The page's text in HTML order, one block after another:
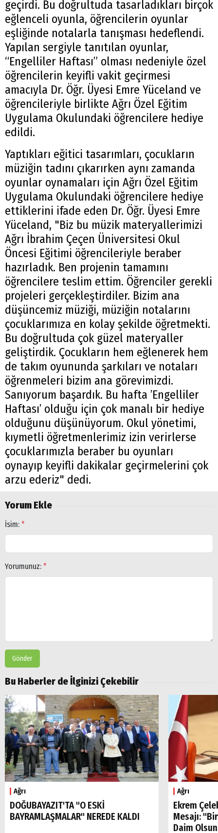
geçirdi. Bu doğrultuda tasarladıkları birçok
eğlenceli oyunla, öğrencilerin oyunlar
eşliğinde notalarla tanışması hedeflendi.
Yapılan sergiyle tanıtılan oyunlar,
“Engelliler Haftası” olması nedeniyle özel
öğrencilerin keyifli vakit geçirmesi
amacıyla Dr. Öğr. Üyesi Emre Yüceland ve
öğrencileriyle birlikte Ağrı Özel Eğitim
Uygulama Okulundaki öğrencilere hediye
edildi.
Yaptıkları eğitici tasarımları, çocukların
müziğin tadını çıkarırken aynı zamanda
oyunlar oynamaları için Ağrı Özel Eğitim
Uygulama Okulundaki öğrencilere hediye
ettiklerini ifade eden Dr. Öğr. Üyesi Emre
Yüceland, "Biz bu müzik materyallerimizi
Ağrı İbrahim Çeçen Üniversitesi Okul
Öncesi Eğitimi öğrencileriyle beraber
hazırladık. Ben projenin tamamını
öğrencilere teslim ettim. Öğrenciler gerekli
projeleri gerçekleştirdiler. Bizim ana
düşüncemiz müziği, müziğin notalarını
çocuklarımıza en kolay şekilde öğretmekti.
Bu doğrultuda çok güzel materyaller
geliştirdik. Çocukların hem eğlenerek hem
de takım oyununda şarkıları ve notaları
öğrenmeleri bizim ana görevimizdi.
Sanıyorum başardık. Bu hafta ’Engelliler
Haftası’ olduğu için çok manalı bir hediye
olduğunu düşünüyorum. Okul yönetimi,
kıymetli öğretmenlerimiz izin verirlerse
çocuklarımızla beraber bu oyunları
oynayıp keyifli dakikalar geçirmelerini çok
arzu ederiz" dedi.
Yorum Ekle
İsim: *
Yorumunuz: *
Gönder
Bu Haberler de İlginizi Çekebilir
Ağrı
DOĞUBAYAZIT'TA "O ESKİ
BAYRAMLAŞMALAR" NEREDE KALDI
Ağrı
Ekrem
Mesajı:
Daim
Arama
Popüler
Aramalar:
Ağrı
Doğubayazıt